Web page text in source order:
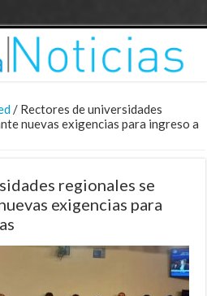
/ Rectores de universidades
nuevas exigencias para ingreso a
regionales se
exigencias para